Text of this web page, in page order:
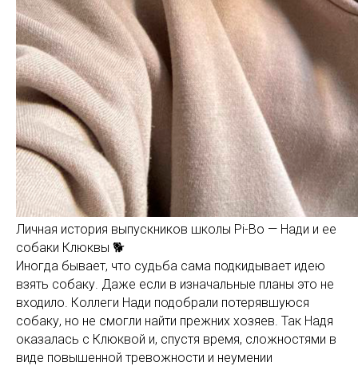
Личная история выпускников школы Pi-Bo — Нади и ее
собаки Клюквы 🐕
Иногда бывает, что судьба сама подкидывает идею
взять собаку. Даже если в изначальные планы это не
входило. Коллеги Нади подобрали потерявшуюся
собаку, но не смогли найти прежних хозяев. Так Надя
оказалась с Клюквой и, спустя время, сложностями в
виде повышенной тревожности и неумении